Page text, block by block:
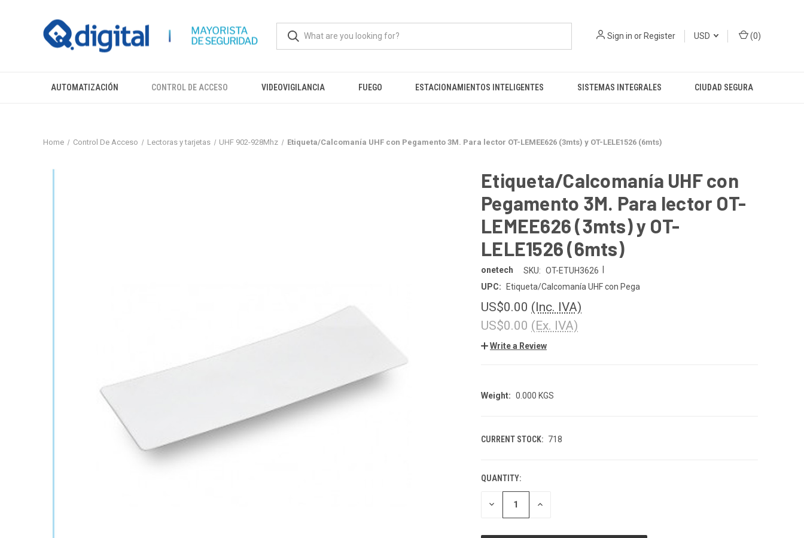
Sign in orRegister USD (0)
AUTOMATIZACIÓN CONTROL DE ACCESO VIDEOVIGILANCIA FUEGO ESTACIONAMIENTOS INTELIGENTES SISTEMAS INTEGRALES CIUDAD SEGURA
Home Control De Acceso Lectoras y tarjetas UHF 902-928Mhz Etiqueta/Calcomanía UHF con Pegamento 3M. Para lector OT-LEMEE626 (3mts) y OT-LELE1526 (6mts)
Etiqueta/Calcomanía UHF con
Pegamento 3M. Para lector OT-
LEMEE626 (3mts) y OT-
LELE1526 (6mts)
onetech SKU: OT-ETUH3626
UPC:
Etiqueta/Calcomanía UHF con Pega
US$0.00 (Inc. IVA)
US$0.00 (Ex. IVA)
Write a Review
Weight: 0.000 KGS
CURRENT STOCK: 718
QUANTITY:
DECREASE INCREASE